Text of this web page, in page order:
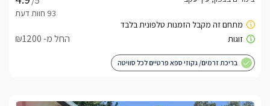
החל מ- ₪1200
בריכת זרמים/ גקוזי ספא פרטיים לכל סוויטה